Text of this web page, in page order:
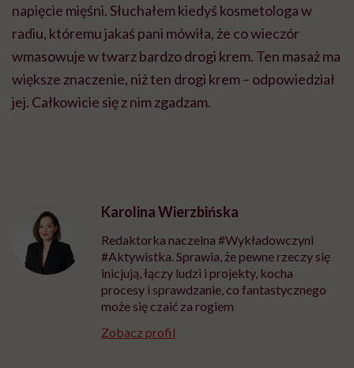
napięcie mięśni. Słuchałem kiedyś kosmetologa w
radiu, któremu jakaś pani mówiła, że co wieczór
wmasowuje w twarz bardzo drogi krem. Ten masaż ma
większe znaczenie, niż ten drogi krem – odpowiedział
jej. Całkowicie się z nim zgadzam.
Karolina Wierzbińska
Redaktorka naczelna #Wykładowczyni
#Aktywistka. Sprawia, że pewne rzeczy się
inicjują, łączy ludzi i projekty, kocha
procesy i sprawdzanie, co fantastycznego
może się czaić za rogiem
Zobacz profil